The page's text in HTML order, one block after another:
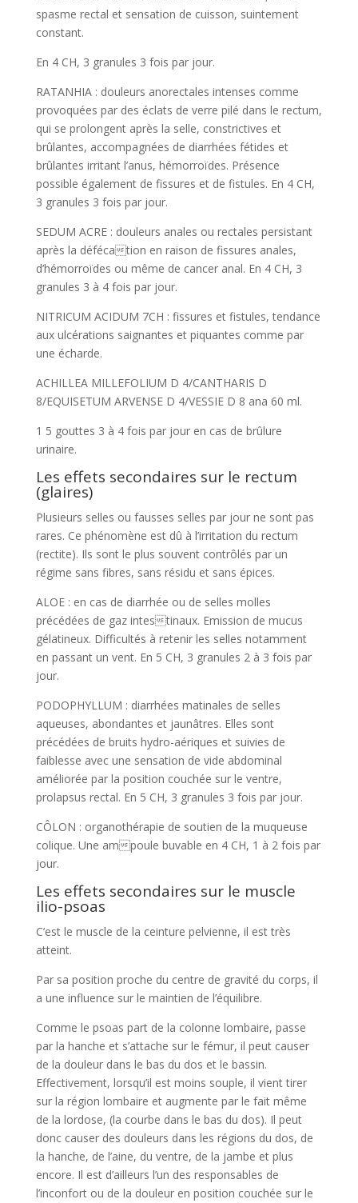
spasme rectal et sensation de cuisson, suintement
constant.
En 4 CH, 3 granules 3 fois par jour.
RATANHIA : douleurs anorectales intenses comme
provoquées par des éclats de verre pilé dans le rectum,
qui se prolongent après la selle, constrictives et
brûlantes, accompagnées de diarrhées fétides et
brûlantes irritant l’anus, hémorroïdes. Présence
possible également de fissures et de fistules. En 4 CH,
3 granules 3 fois par jour.
SEDUM ACRE : douleurs anales ou rectales persistant
après la défécation en raison de fissures anales,
d’hémorroïdes ou même de cancer anal. En 4 CH, 3
granules 3 à 4 fois par jour.
NITRICUM ACIDUM 7CH : fissures et fistules, tendance
aux ulcérations saignantes et piquantes comme par
une écharde.
ACHILLEA MILLEFOLIUM D 4/CANTHARIS D
8/EQUISETUM ARVENSE D 4/VESSIE D 8 ana 60 ml.
1 5 gouttes 3 à 4 fois par jour en cas de brûlure
urinaire.
Les effets secondaires sur le rectum
(glaires)
Plusieurs selles ou fausses selles par jour ne sont pas
rares. Ce phénomène est dû à l’irritation du rectum
(rectite). Ils sont le plus souvent contrôlés par un
régime sans fibres, sans résidu et sans épices.
ALOE : en cas de diarrhée ou de selles molles
précédées de gaz intestinaux. Emission de mucus
gélatineux. Difficultés à retenir les selles notamment
en passant un vent. En 5 CH, 3 granules 2 à 3 fois par
jour.
PODOPHYLLUM : diarrhées matinales de selles
aqueuses, abondantes et jaunâtres. Elles sont
précédées de bruits hydro-aériques et suivies de
faiblesse avec une sensation de vide abdominal
améliorée par la position couchée sur le ventre,
prolapsus rectal. En 5 CH, 3 granules 3 fois par jour.
CÔLON : organothérapie de soutien de la muqueuse
colique. Une ampoule buvable en 4 CH, 1 à 2 fois par
jour.
Les effets secondaires sur le muscle
ilio-psoas
C’est le muscle de la ceinture pelvienne, il est très
atteint.
Par sa position proche du centre de gravité du corps, il
a une influence sur le maintien de l’équilibre.
Comme le psoas part de la colonne lombaire, passe
par la hanche et s’attache sur le fémur, il peut causer
de la douleur dans le bas du dos et le bassin.
Effectivement, lorsqu’il est moins souple, il vient tirer
sur la région lombaire et augmente par le fait même
de la lordose, (la courbe dans le bas du dos). Il peut
donc causer des douleurs dans les régions du dos, de
la hanche, de l’aine, du ventre, de la jambe et plus
encore. Il est d’ailleurs l’un des responsables de
l’inconfort ou de la douleur en position couchée sur le